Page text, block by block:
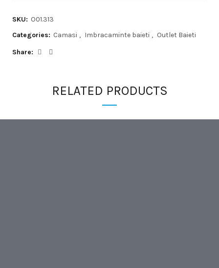
SKU: O01.313
Categories: Camasi , Imbracaminte baieti , Outlet Baieti
Share
RELATED PRODUCTS